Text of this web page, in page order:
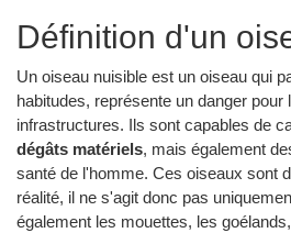
Définition d'un
Un oiseau nuisible est un oiseau qui
habitudes, représente un danger
infrastructures. Ils sont capables de
dégâts matériels, mais également
santé de l'homme. Ces oiseaux sont
réalité, il ne s'agit donc pas
également les mouettes, les